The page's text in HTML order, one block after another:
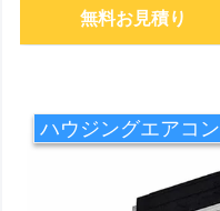
無料お見積り
ハウジングエアコン